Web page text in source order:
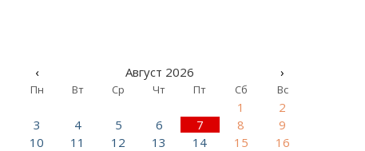
‹ Август 2026 ›
Пн Вт Ср Чт Пт Сб Вс
1
2
3
4 5 6 7 8
9
10
11 12 13 14 15
16